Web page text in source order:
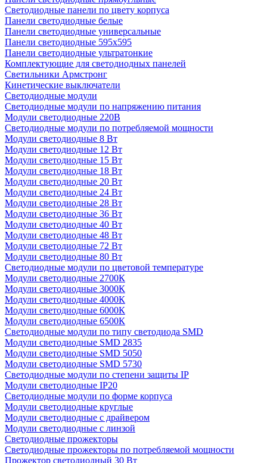
Светодиодные панели по цвету корпуса
Панели светодиодные белые
Панели светодиодные универсальные
Панели светодиодные 595х595
Панели светодиодные ультратонкие
Комплектующие для светодиодных панелей
Светильники Армстронг
Кинетические выключатели
Светодиодные модули
Светодиодные модули по напряжению питания
Модули светодиодные 220В
Светодиодные модули по потребляемой мощности
Модули светодиодные 8 Вт
Модули светодиодные 12 Вт
Модули светодиодные 15 Вт
Модули светодиодные 18 Вт
Модули светодиодные 20 Вт
Модули светодиодные 24 Вт
Модули светодиодные 28 Вт
Модули светодиодные 36 Вт
Модули светодиодные 40 Вт
Модули светодиодные 48 Вт
Модули светодиодные 72 Вт
Модули светодиодные 80 Вт
Светодиодные модули по цветовой температуре
Модули светодиодные 2700К
Модули светодиодные 3000К
Модули светодиодные 4000К
Модули светодиодные 6000К
Модули светодиодные 6500К
Светодиодные модули по типу светодиода SMD
Модули светодиодные SMD 2835
Модули светодиодные SMD 5050
Модули светодиодные SMD 5730
Светодиодные модули по степени защиты IP
Модули светодиодные IP20
Светодиодные модули по форме корпуса
Модули светодиодные круглые
Модули светодиодные с драйвером
Модули светодиодные с линзой
Светодиодные прожекторы
Светодиодные прожекторы по потребляемой мощности
Прожектор светодиодный 30 Вт